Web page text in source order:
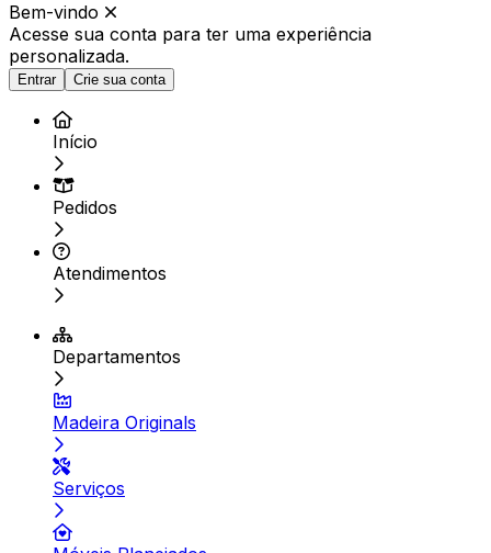
Bem-vindo
Acesse sua conta para ter uma experiência
personalizada.
Entrar Crie sua conta
Início
Pedidos
Atendimentos
Departamentos
Madeira Originals
Serviços